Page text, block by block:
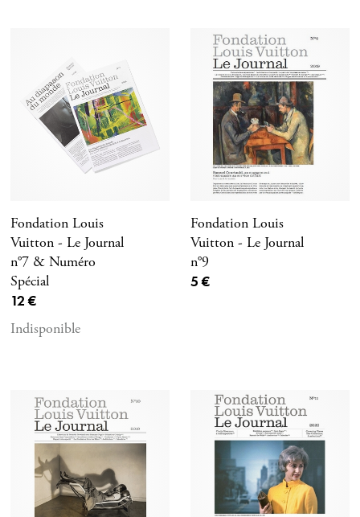
Fondation Louis
Vuitton - Le Journal
n°7 & Numéro
Spécial
Prix ​​actuel
12 €
Indisponible
Fondation Louis
Vuitton - Le Journal
n°9
Prix ​​actuel
5 €